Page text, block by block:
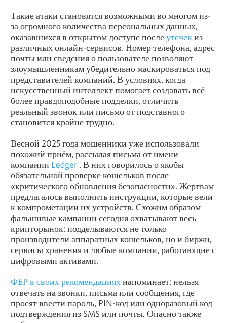
Такие атаки становятся возможными во многом из-
за огромного количества персональных данных,
оказавшихся в открытом доступе послеутечекиз
различных онлайн-сервисов. Номер телефона, адрес
почты или сведения о пользователе позволяют
злоумышленникам убедительно маскироваться под
представителей компаний. В условиях, когда
искусственный интеллект помогает создавать всё
более правдоподобные подделки, отличить
реальный звонок или письмо от подставного
становится крайне трудно.
Весной 2025 года мошенники уже использовали
похожий приём, рассылая письма от имени
компании Ledger . В них говорилось о якобы
обязательной проверке кошельков после
«критического обновления безопасности». Жертвам
предлагалось выполнить инструкции, которые вели
к компрометации их устройств. Схожим образом
фальшивые кампании сегодня охватывают весь
крипторынок: подделываются не только
производители аппаратных кошельков, но и биржи,
сервисы хранения и любые компании, работающие с
цифровыми активами.
ФБР в своих рекомендацияхнапоминает: нельзя
отвечать на звонки, письма или сообщения, где
просят ввести пароль, PIN-код или одноразовый код
подтверждения из SMS или почты. Опасно также